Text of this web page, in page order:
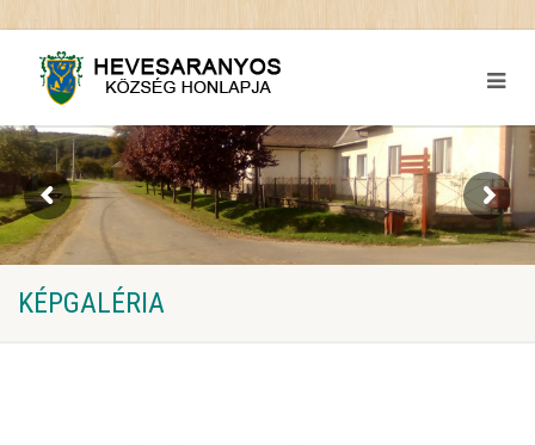
KÉPGALÉRIA